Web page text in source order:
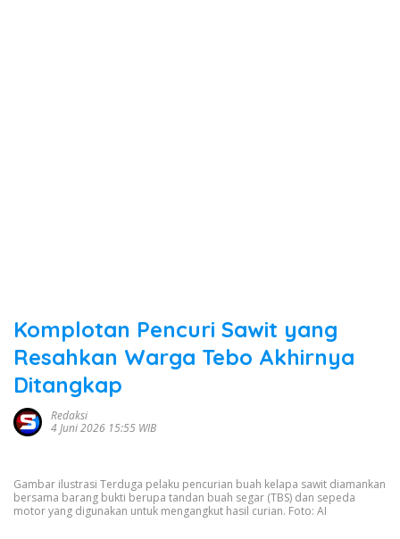
Komplotan Pencuri Sawit yang
Resahkan Warga Tebo Akhirnya
Ditangkap
Redaksi
4 Juni 2026 15:55 WIB
Gambar ilustrasi Terduga pelaku pencurian buah kelapa sawit diamankan
bersama barang bukti berupa tandan buah segar (TBS) dan sepeda
motor yang digunakan untuk mengangkut hasil curian. Foto: AI